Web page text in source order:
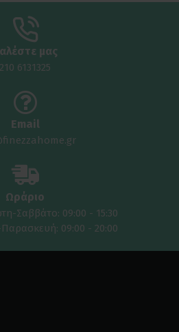
μας
210 6131325
Email
Ωράριο
Σαββάτο: 09:00 - 15:30
09:00 - 20:00